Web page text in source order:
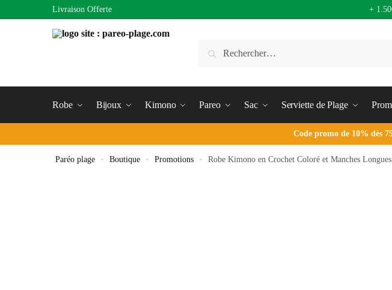
Livraison Offerte +
Robe Bijoux Kimono Pareo Sac Serviette de Plage
Code promo de 10% dès
Paréo plage » Boutique » Promotions » Robe Kimono en Crochet Coloré et Manches Longues